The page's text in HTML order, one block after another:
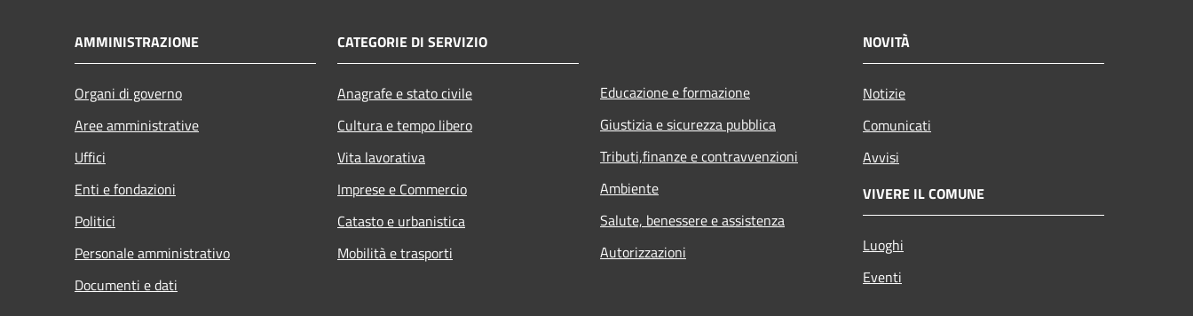
AMMINISTRAZIONE
Organi di governo
Aree amministrative
Uffici
Enti e fondazioni
Politici
Personale amministrativo
Documenti e dati
CATEGORIE DI SERVIZIO
Anagrafe e stato civile
Cultura e tempo libero
Vita lavorativa
Imprese e Commercio
Catasto e urbanistica
Mobilità e trasporti
Educazione e formazione
Giustizia e sicurezza pubblica
Tributi,finanze e contravvenzioni
Ambiente
Salute, benessere e assistenza
Autorizzazioni
NOVITÀ
Notizie
Comunicati
Avvisi
VIVERE IL COMUNE
Luoghi
Eventi